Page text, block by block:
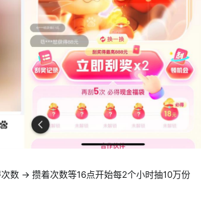
数 → 攒着次数等16点开始每2个小时抽10万份